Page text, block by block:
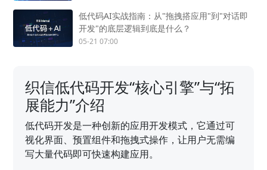
低代码AI实战指南：从"拖拽搭应用"到"对话即
开发"的底层逻辑到底是什么？
05-21 07:00
织信低代码开发“核心引擎”与“拓
展能力”介绍
低代码开发是一种创新的应用开发模式，它通过可
视化界面、预置组件和拖拽式操作，让用户无需编
写大量代码即可快速构建应用。